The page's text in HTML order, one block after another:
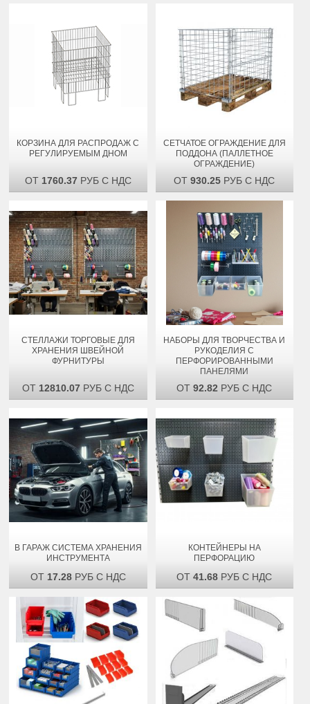
КОРЗИНА ДЛЯ РАСПРОДАЖ С
РЕГУЛИРУЕМЫМ ДНОМ
ОТ 1760.37РУБ С НДС
СЕТЧАТОЕ ОГРАЖДЕНИЕ ДЛЯ
ПОДДОНА (ПАЛЛЕТНОЕ
ОГРАЖДЕНИЕ)
ОТ930.25 РУБ С НДС
СТЕЛЛАЖИ ТОРГОВЫЕ ДЛЯ
ХРАНЕНИЯ ШВЕЙНОЙ
ФУРНИТУРЫ
ОТ 12810.07РУБ С НДС
НАБОРЫ ДЛЯ ТВОРЧЕСТВА И
РУКОДЕЛИЯ С
ПЕРФОРИРОВАННЫМИ
ПАНЕЛЯМИ
ОТ92.82 РУБ С НДС
В ГАРАЖ СИСТЕМА ХРАНЕНИЯ
ИНСТРУМЕНТА
ОТ 17.28РУБ С НДС
КОНТЕЙНЕРЫ НА
ПЕРФОРАЦИЮ
ОТ41.68 РУБ С НДС